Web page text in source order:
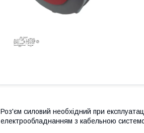
Роз'єм силовий необхідний при
електрообладнанням з кабельною